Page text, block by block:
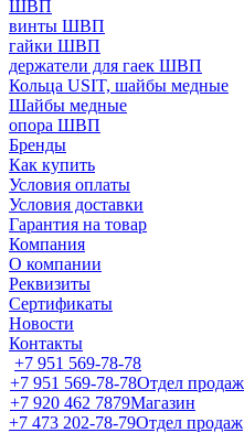
ШВП
винты ШВП
гайки ШВП
держатели для гаек ШВП
Кольца USIT, шайбы медные
Шайбы медные
опора ШВП
Бренды
Как купить
Условия оплаты
Условия доставки
Гарантия на товар
Компания
О компании
Реквизиты
Сертификаты
Новости
Контакты
+7 951 569-78-78
+7 951 569-78-78Отдел продаж
+7 920 462 7879Магазин
+7 473 202-78-79Отдел продаж